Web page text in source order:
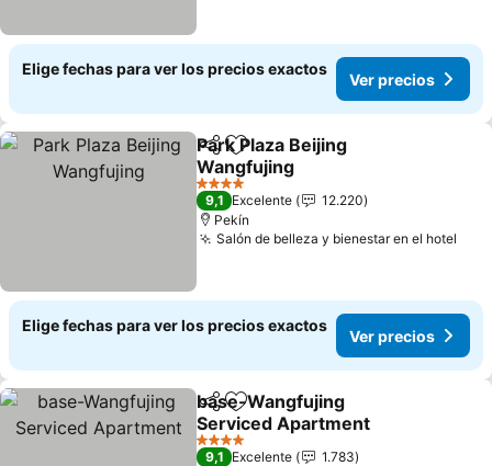
Elige fechas para ver los precios exactos
Ver precios
CompartirAgregar a favoritos
Park Plaza Beijing
Wangfujing
4 Estrellas
9,1 Excelente
12.220
Pekín
Salón de belleza y bienestar en el hotel
Elige fechas para ver los precios exactos
Ver precios
CompartirAgregar a favoritos
base-Wangfujing
Serviced Apartment
4 Estrellas
9,1 Excelente
1.783